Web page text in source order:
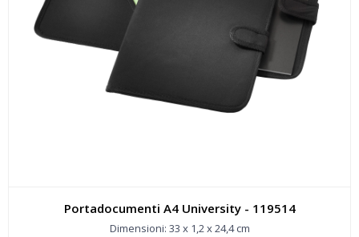
Portadocumenti A4 University - 119514
Dimensioni: 33 x 1,2 x 24,4 cm